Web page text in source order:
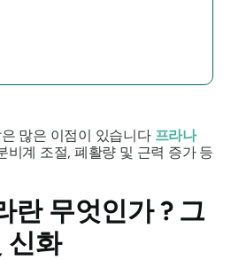
많은 이점이 있습니다 프라나
비계 조절, 폐활량 및 근력 증가 등
란무엇인가 ? 그
신화